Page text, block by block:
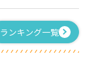
ランキング一覧